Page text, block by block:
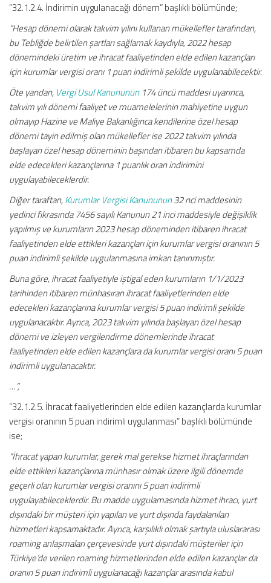
“32.1.2.4. İndirimin uygulanacağı dönem” başlıklı bölümünde;
“Hesap dönemi olarak takvim yılını kullanan mükellefler tarafından,
bu Tebliğde belirtilen şartları sağlamak kaydıyla, 2022 hesap
dönemindeki üretim ve ihracat faaliyetinden elde edilen kazançları
için kurumlar vergisi oranı 1 puan indirimli şekilde uygulanabilecektir.
Öte yandan, Vergi Usul Kanununun174 üncü maddesi uyarınca,
takvim yılı dönemi faaliyet ve muamelelerinin mahiyetine uygun
olmayıp Hazine ve Maliye Bakanlığınca kendilerine özel hesap
dönemi tayin edilmiş olan mükellefler ise 2022 takvim yılında
başlayan özel hesap döneminin başından itibaren bu kapsamda
elde edecekleri kazançlarına 1 puanlık oran indirimini
uygulayabileceklerdir.
Diğer taraftan,Kurumlar Vergisi Kanununun32 nci maddesinin
yedinci fıkrasında 7456 sayılı Kanunun 21 inci maddesiyle değişiklik
yapılmış ve kurumların 2023 hesap döneminden itibaren ihracat
faaliyetinden elde ettikleri kazançları için kurumlar vergisi oranının 5
puan indirimli şekilde uygulanmasına imkan tanınmıştır.
Buna göre, ihracat faaliyetiyle iştigal eden kurumların 1/1/2023
tarihinden itibaren münhasıran ihracat faaliyetlerinden elde
edecekleri kazançlarına kurumlar vergisi 5 puan indirimli şekilde
uygulanacaktır. Ayrıca, 2023 takvim yılında başlayan özel hesap
dönemi ve izleyen vergilendirme dönemlerinde ihracat
faaliyetinden elde edilen kazançlara da kurumlar vergisi oranı 5 puan
indirimli uygulanacaktır.
…”,
“32.1.2.5. İhracat faaliyetlerinden elde edilen kazançlarda kurumlar
vergisi oranının 5 puan indirimli uygulanması” başlıklı bölümünde
ise;
“İhracat yapan kurumlar, gerek mal gerekse hizmet ihraçlarından
elde ettikleri kazançlarına münhasır olmak üzere ilgili dönemde
geçerli olan kurumlar vergisi oranını 5 puan indirimli
uygulayabileceklerdir. Bu madde uygulamasında hizmet ihracı, yurt
dışındaki bir müşteri için yapılan ve yurt dışında faydalanılan
hizmetleri kapsamaktadır. Ayrıca, karşılıklı olmak şartıyla uluslararası
roaming anlaşmaları çerçevesinde yurt dışındaki müşteriler için
Türkiye’de verilen roaming hizmetlerinden elde edilen kazançlar da
oranın 5 puan indirimli uygulanacağı kazançlar arasında kabul